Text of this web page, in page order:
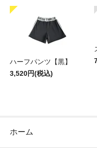
ハーフパンツ【黒】
3,520円(税込)
ホーム